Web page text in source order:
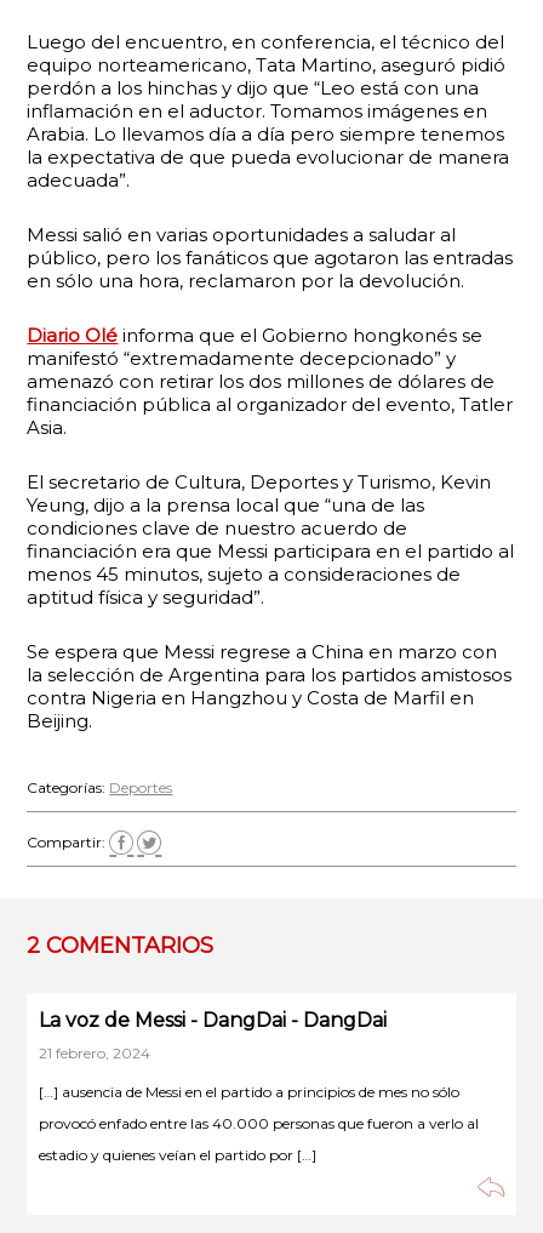
Luego del encuentro, en conferencia, el técnico del
equipo norteamericano, Tata Martino, aseguró pidió
perdón a los hinchas y dijo que “Leo está con una
inflamación en el aductor. Tomamos imágenes en
Arabia. Lo llevamos día a día pero siempre tenemos
la expectativa de que pueda evolucionar de manera
adecuada”.
Messi salió en varias oportunidades a saludar al
público, pero los fanáticos que agotaron las entradas
en sólo una hora, reclamaron por la devolución.
Diario Olé informa que el Gobierno hongkonés se
manifestó “extremadamente decepcionado” y
amenazó con retirar los dos millones de dólares de
financiación pública al organizador del evento, Tatler
Asia.
El secretario de Cultura, Deportes y Turismo, Kevin
Yeung, dijo a la prensa local que “una de las
condiciones clave de nuestro acuerdo de
financiación era que Messi participara en el partido al
menos 45 minutos, sujeto a consideraciones de
aptitud física y seguridad”.
Se espera que Messi regrese a China en marzo con
la selección de Argentina para los partidos amistosos
contra Nigeria en Hangzhou y Costa de Marfil en
Beijing.
Categorías: Deportes
Compartir:
2 COMENTARIOS
La voz de Messi - DangDai - DangDai
21 febrero, 2024
[…] ausencia de Messi en el partido a principios de mes no sólo
provocó enfado entre las 40.000 personas que fueron a verlo al
estadio y quienes veían el partido por […]